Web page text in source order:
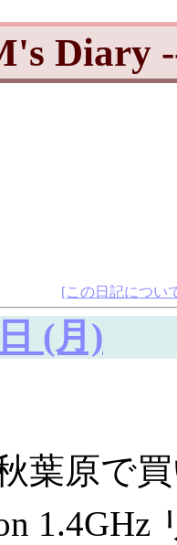
Diary
[この日記につい
(月)
葉原で
1.4GHz